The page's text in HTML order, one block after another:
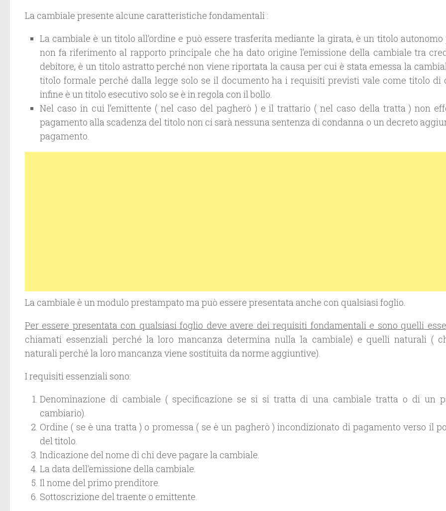
La cambiale presente alcune caratteristiche fondamentali :
La cambiale è un titolo all’ordine e può essere trasferita mediante la girata, è un titolo autonomo
non fa riferimento al rapporto principale che ha dato origine l’emissione della cambiale tra
debitore, è un titolo astratto perché non viene riportata la causa per cui è stata emessa la
titolo formale perché dalla legge solo se il documento ha i requisiti previsti vale come titolo di
infine è un titolo esecutivo solo se è in regola con il bollo.
Nel caso in cui l’emittente ( nel caso del pagherò ) e il trattario ( nel caso della tratta ) non
pagamento alla scadenza del titolo non ci sarà nessuna sentenza di condanna o un decreto
pagamento.
La cambiale è un modulo prestampato ma può essere presentata anche con qualsiasi foglio.
Per essere presentata con qualsiasi foglio deve avere dei requisiti fondamentali e sono quelli
chiamati essenziali perché la loro mancanza determina nulla la cambiale) e quelli naturali (
naturali perché la loro mancanza viene sostituita da norme aggiuntive).
I requisiti essenziali sono:
Denominazione di cambiale ( specificazione se si si tratta di una cambiale tratta o di un
cambiario).
Ordine ( se è una tratta ) o promessa ( se è un pagherò ) incondizionato di pagamento verso il
del titolo.
Indicazione del nome di chi deve pagare la cambiale.
La data dell’emissione della cambiale.
Il nome del primo prenditore.
Sottoscrizione del traente o emittente.